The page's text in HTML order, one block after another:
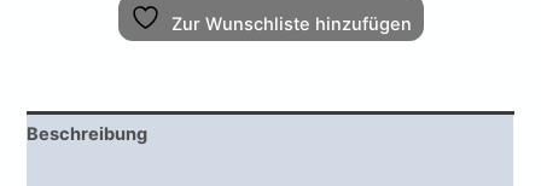
Zur Wunschliste hinzufügen
Beschreibung